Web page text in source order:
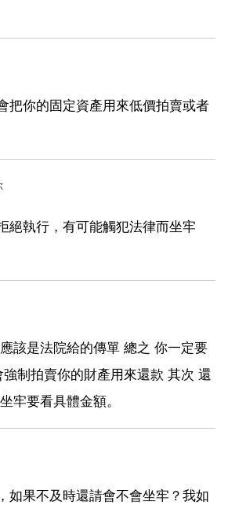
把你的固定資產用來低價拍賣或者
絕執行，有可能觸犯法律而坐牢
該是法院給的傳單 總之 你一定要
制拍賣你的財產用來還款 其次 還
牢要看具體金額。
如果不及時還請會不會坐牢？我如